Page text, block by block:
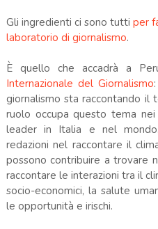
Gli ingredienti ci sono tutti per
laboratorio di giornalismo.
È quello che accadrà a
Internazionale del Giornalismo
giornalismo sta raccontando il
ruolo occupa questo tema
leader in Italia e nel
redazioni nel raccontare il
possono contribuire a trovare
raccontare le interazioni tra il
socio-economici, la salute
le opportunità e irischi.